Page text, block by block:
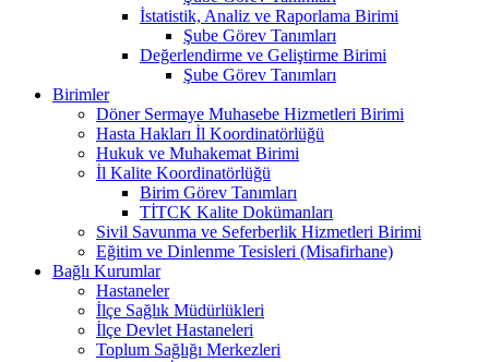
İstatistik, Analiz ve Raporlama Birimi
Şube Görev Tanımları
Değerlendirme ve Geliştirme Birimi
Şube Görev Tanımları
Birimler
Döner Sermaye Muhasebe Hizmetleri Birimi
Hasta Hakları İl Koordinatörlüğü
Hukuk ve Muhakemat Birimi
İl Kalite Koordinatörlüğü
Birim Görev Tanımları
TİTCK Kalite Dokümanları
Sivil Savunma ve Seferberlik Hizmetleri Birimi
Eğitim ve Dinlenme Tesisleri (Misafirhane)
Bağlı Kurumlar
Hastaneler
İlçe Sağlık Müdürlükleri
İlçe Devlet Hastaneleri
Toplum Sağlığı Merkezleri